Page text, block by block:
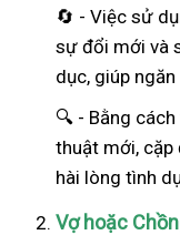
🔄 - Việc sử
sự đổi mới và
dục, giúp
🔍 - Bằng
thuật mới, cặp
hài lòng tình
Vợ hoặc